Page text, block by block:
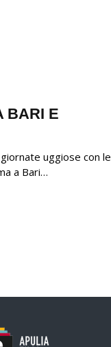
BARI E
uggiose con le
a Bari…